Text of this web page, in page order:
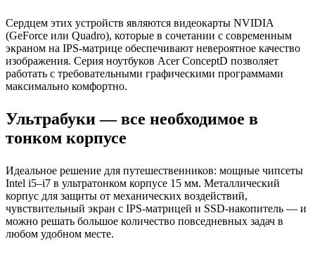
Сердцем этих устройств являются видеокарты NVIDIA
(GeForce или Quadro), которые в сочетании с современным
экраном на IPS-матрице обеспечивают невероятное качество
изображения. Серия ноутбуков Acer ConceptD позволяет
работать с требовательными графическими программами
максимально комфортно.
Ультрабуки — все необходимое в
тонком корпусе
Идеальное решение для путешественников: мощные чипсеты
Intel i5–i7 в ультратонком корпусе 15 мм. Металлический
корпус для защиты от механических воздействий,
чувствительный экран с IPS-матрицей и SSD-накопитель — и
можно решать большое количество повседневных задач в
любом удобном месте.